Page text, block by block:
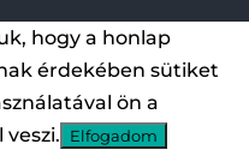
hogy a honlap
érdekében sütiket
ön a
Elfogadom